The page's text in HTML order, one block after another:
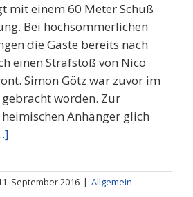
mit einem 60 Meter Schuß
Bei hochsommerlichen
die Gäste bereits nach
einen Strafstoß von Nico
Simon Götz war zuvor im
worden. Zur
Anhänger glich
September 2016 | Allgemein